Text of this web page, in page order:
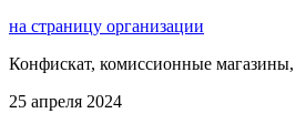
на страницу организации
Конфискат, комиссионные
25 апреля 2024